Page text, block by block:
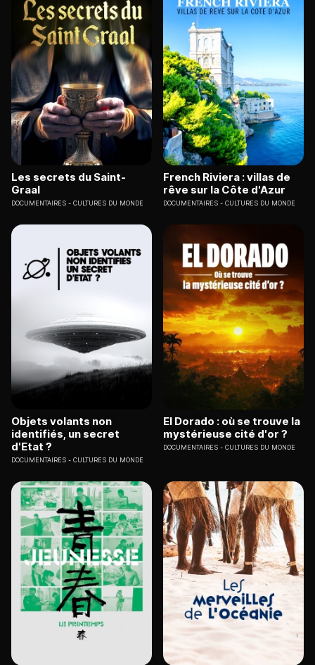
Les secrets du Saint-
Graal
DOCUMENTAIRES CULTURES DU MONDE
French Riviera : villas de
rêve sur la Côte d'Azur
DOCUMENTAIRES CULTURES DU MONDE
Objets volants non
identifiés, un secret
d'Etat ?
DOCUMENTAIRES CULTURES DU MONDE
El Dorado : où se trouve la
mystérieuse cité d'or ?
DOCUMENTAIRES CULTURES DU MONDE